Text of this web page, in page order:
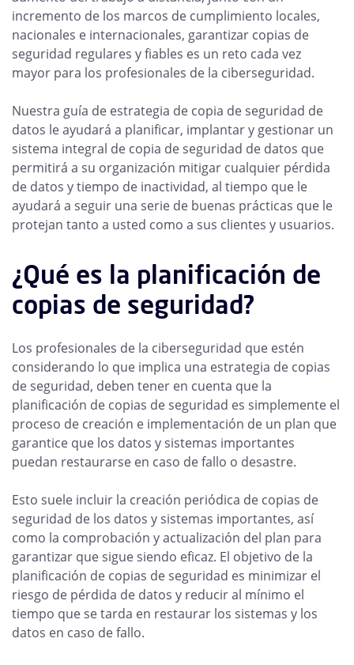
incremento de los marcos de cumplimiento locales,
nacionales e internacionales, garantizar copias de
seguridad regulares y fiables es un reto cada vez
mayor para los profesionales de la ciberseguridad.
Nuestra guía de estrategia de copia de seguridad de
datos le ayudará a planificar, implantar y gestionar un
sistema integral de copia de seguridad de datos que
permitirá a su organización mitigar cualquier pérdida
de datos y tiempo de inactividad, al tiempo que le
ayudará a seguir una serie de buenas prácticas que le
protejan tanto a usted como a sus clientes y usuarios.
¿Qué es la planificación de
copias de seguridad?
Los profesionales de la ciberseguridad que estén
considerando lo que implica una estrategia de copias
de seguridad, deben tener en cuenta que la
planificación de copias de seguridad es simplemente el
proceso de creación e implementación de un plan que
garantice que los datos y sistemas importantes
puedan restaurarse en caso de fallo o desastre.
Esto suele incluir la creación periódica de copias de
seguridad de los datos y sistemas importantes, así
como la comprobación y actualización del plan para
garantizar que sigue siendo eficaz. El objetivo de la
planificación de copias de seguridad es minimizar el
riesgo de pérdida de datos y reducir al mínimo el
tiempo que se tarda en restaurar los sistemas y los
datos en caso de fallo.